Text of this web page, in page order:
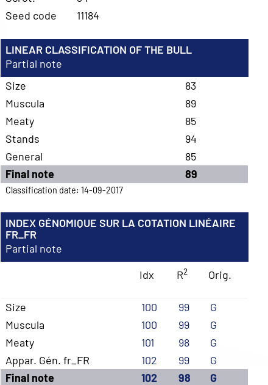
Seed code
11184
LINEAR CLASSIFICATION OF THE BULL
Partial note
Size
83
Muscula
89
Meaty
85
Stands
94
General
85
Final note
89
Classification date: 14-09-2017
INDEX GÉNOMIQUE SUR LA COTATION LINÉAIRE
FR_FR
Partial note
Idx
R2 Orig.
Size 100 99
G
Muscula
100 99
G
Meaty
101 98
G
Appar. Gén. fr_FR
102 99
G
Final note
102 98 G